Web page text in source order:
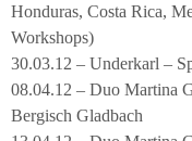
Honduras, Costa Rica,
Workshops)
30.03.12 – Underkarl –
08.04.12 – Duo Martina
Bergisch Gladbach